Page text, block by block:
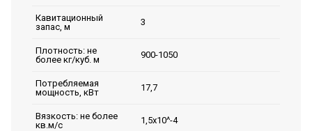
Кавитационный
запас, м
3
Плотность: не
более кг/куб. м
900-1050
Потребляемая
мощность, кВт
17,7
Вязкость: не более
кв.м/с
1,5х10^-4